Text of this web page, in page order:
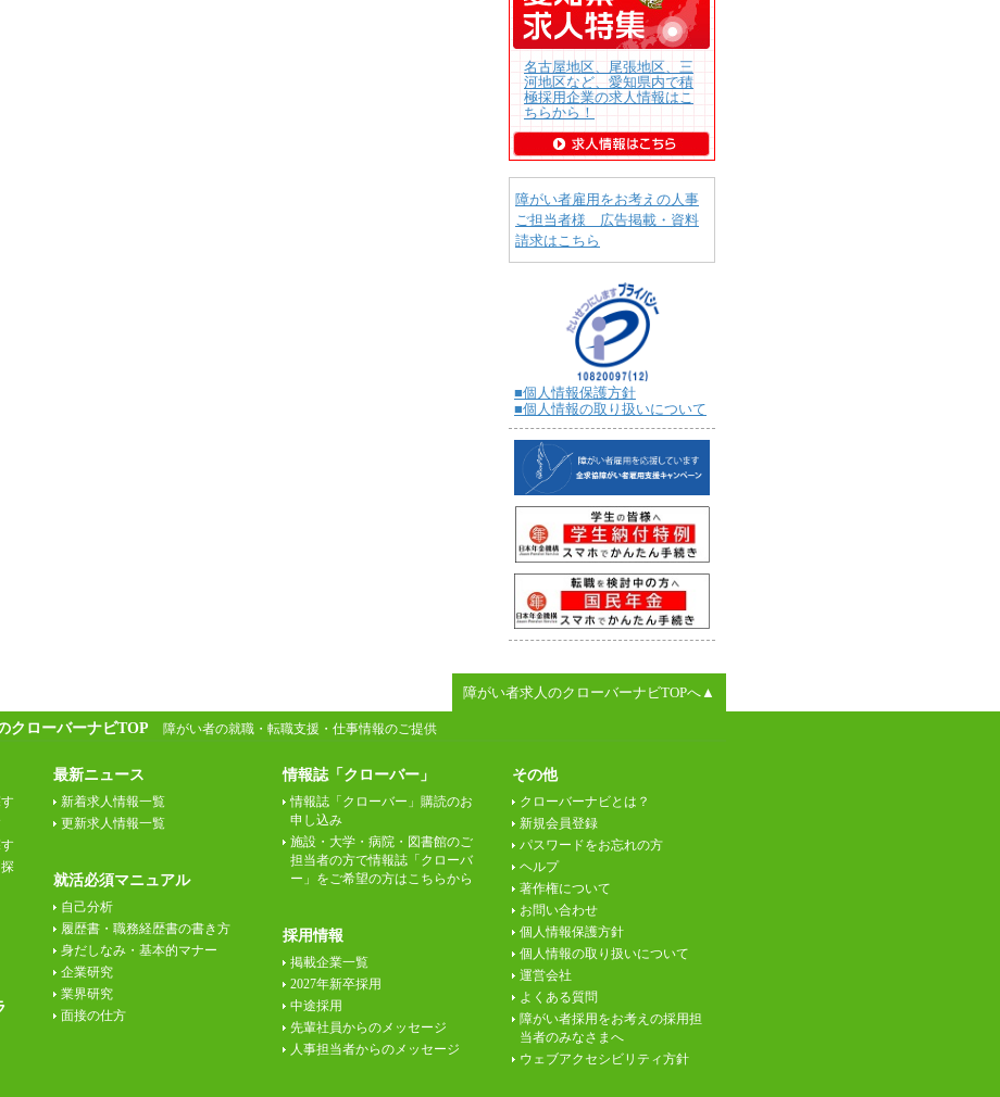
名古屋地区、尾張地区、三
河地区など、愛知県内で積
極採用企業の求人情報はこ
ちらから！
障がい者雇用をお考えの人事
ご担当者様 広告掲載・資料
請求はこちら
■個人情報保護方針
■個人情報の取り扱いについて
障がい者求人のクローバーナビTOPへ▲
クローバーナビTOP 障がい者の就職・転職支援・仕事情報のご提供
最新ニュース
新着求人情報一覧
更新求人情報一覧
就活必須マニュアル
自己分析
履歴書・職務経歴書の書き方
身だしなみ・基本的マナー
企業研究
業界研究
面接の仕方
情報誌「クローバー」
情報誌「クローバー」購読のお
申し込み
施設・大学・病院・図書館のご
担当者の方で情報誌「クローバ
ー」をご希望の方はこちらから
採用情報
掲載企業一覧
2027年新卒採用
中途採用
先輩社員からのメッセージ
人事担当者からのメッセージ
その他
クローバーナビとは？
新規会員登録
パスワードをお忘れの方
ヘルプ
著作権について
お問い合わせ
個人情報保護方針
個人情報の取り扱いについて
運営会社
よくある質問
障がい者採用をお考えの採用担
当者のみなさまへ
ウェブアクセシビリティ方針